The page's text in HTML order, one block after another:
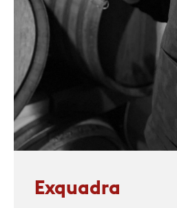
Exquadra